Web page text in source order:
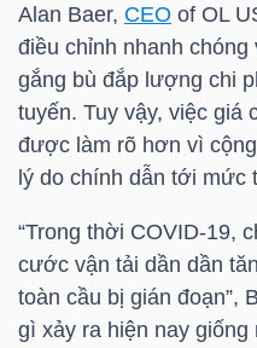
Alan Baer, CEO of OL
điều chỉnh nhanh
gắng bù đắp lượng chi
tuyến. Tuy vậy, việc giá
được làm rõ hơn vì
lý do chính dẫn tới mức
“Trong thời COVID-19,
cước vận tải dần dần
toàn cầu bị gián đoạn”,
gì xảy ra hiện nay
DƯƠNG
TÀI
CHÍNH
NHÂN